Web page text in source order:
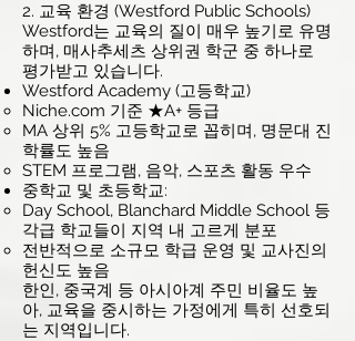
2. 교육 환경 (Westford Public Schools)
Westford는 교육의 질이 매우 높기로 유명
하며, 매사추세츠 상위권 학군 중 하나로
평가받고 있습니다.
Westford Academy (고등학교)
Niche.com 기준 ★A+ 등급
MA 상위 5% 고등학교로 꼽히며, 명문대 진
학률도 높음
STEM 프로그램, 음악, 스포츠 활동 우수
중학교 및 초등학교:
Day School, Blanchard Middle School 등
각급 학교들이 지역 내 고르게 분포
전반적으로 소규모 학급 운영 및 교사진의
헌신도 높음
한인, 중국계 등 아시아계 주민 비율도 높
아, 교육을 중시하는 가정에게 특히 선호되
는 지역입니다.